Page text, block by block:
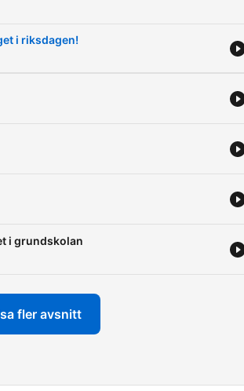
i riksdagen!
i grundskolan
fler avsnitt